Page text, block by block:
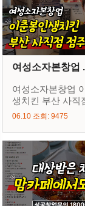
여성소자본창업
여성소자본창업
생치킨 부산 사직
06.10 조회: 9475